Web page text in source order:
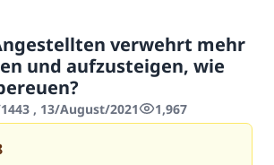
verwehrt mehr
und aufzusteigen, wie
, 13/August/2021 1,967